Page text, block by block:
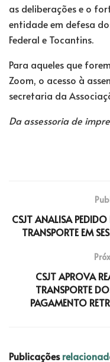
as deliberações e o
entidade em defesa
Federal e Tocantins.
Para aqueles que
Zoom, o acesso à
secretaria da
Da assessoria de
CSJT ANALISA PEDIDO
TRANSPORTE EM
CSJT APROVA
TRANSPORTE
PAGAMENTO
Publicações